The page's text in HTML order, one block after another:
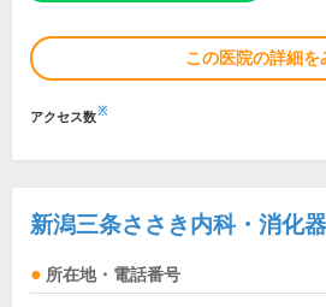
この医院の詳細を
アクセス数※
新潟三条ささき内科・消化
所在地・電話番号